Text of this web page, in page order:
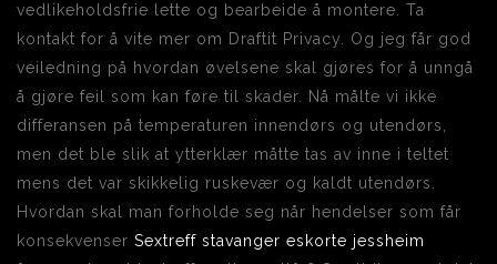
vedlikeholdsfrie lette og bearbeide å montere. Ta
kontakt for å vite mer om Draftit Privacy. Og jeg får god
veiledning på hvordan øvelsene skal gjøres for å unngå
å gjøre feil som kan føre til skader. Nå målte vi ikke
differansen på temperaturen innendørs og utendørs,
men det ble slik at ytterklær måtte tas av inne i teltet
mens det var skikkelig ruskevær og kaldt utendørs.
Hvordan skal man forholde seg når hendelser som får
konsekvenser Sextreff stavanger eskorte jessheim